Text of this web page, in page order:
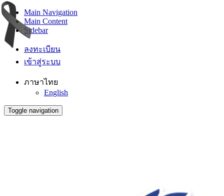
Main Navigation
Main Content
Sidebar
ลงทะเบียน
เข้าสู่ระบบ
ภาษาไทย
English
Toggle navigation